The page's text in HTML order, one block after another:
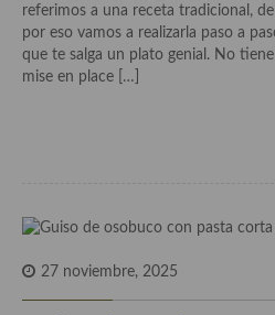
Entrantes y primeros platos
Ensaladas
Quínoa
Pasta
referimos a una receta tradicional,
por eso vamos a realizarla paso a
que te salga un plato genial. No
mise en place […]
27 noviembre, 2025